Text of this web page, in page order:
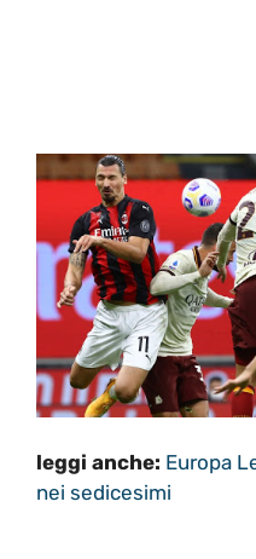
leggi anche: Europa
nei sedicesimi